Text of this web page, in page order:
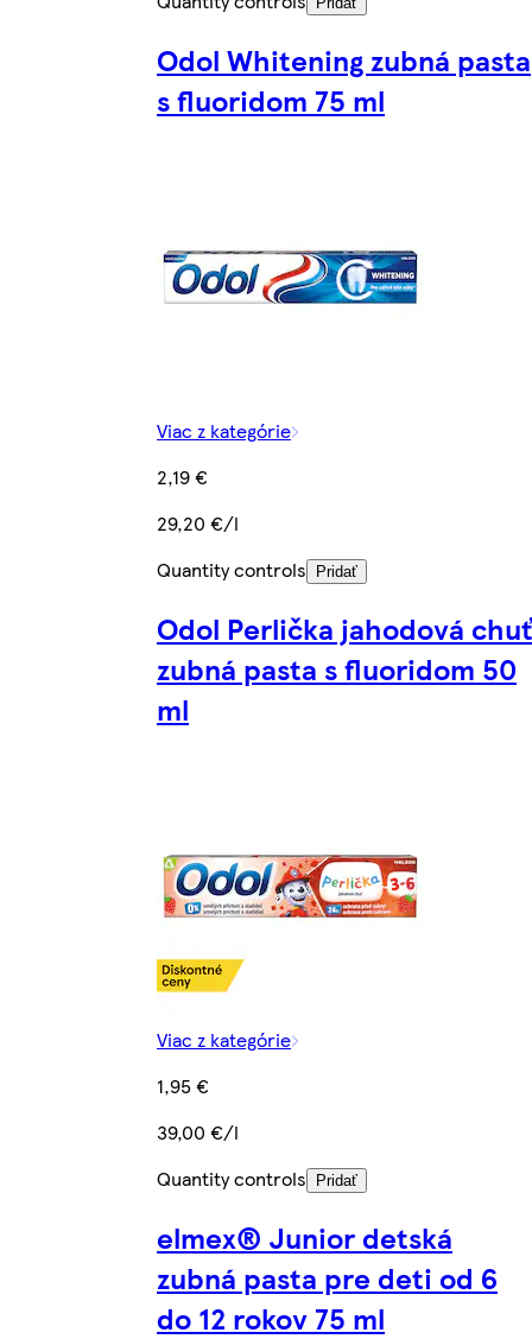
Odol Whitening zubná pasta
s fluoridom 75 ml
Viac z kategórie
2,19 €
29,20 €/l
Quantity controls
Pridať
Odol Perlička jahodová chuť
zubná pasta s fluoridom 50
ml
Viac z kategórie
1,95 €
39,00 €/l
Quantity controls
Pridať
elmex® Junior detská
zubná pasta pre deti od 6
do 12 rokov 75 ml